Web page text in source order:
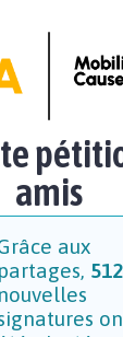
amis
aux